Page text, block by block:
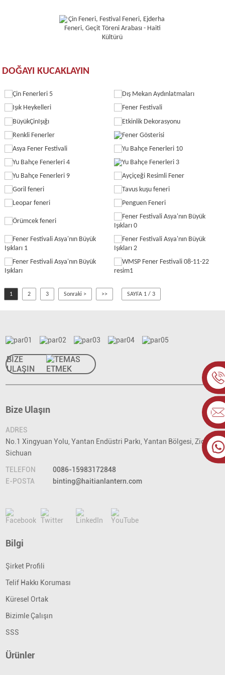
DOĞAYI KUCAKLAYIN
1 2 3 Sonraki > >> SAYFA 1 / 3
BİZE
ULAŞIN
Bize Ulaşın
ADRES
No.1 Xingyuan Yolu, Yantan Endüstri Parkı, Yantan Bölgesi, Zigong,
Sichuan
TELEFON
0086-15983172848
E-POSTA
binting@haitianlantern.com
Bilgi
Şirket Profili
Telif Hakkı Koruması
Küresel Ortak
Bizimle Çalışın
SSS
Ürünler